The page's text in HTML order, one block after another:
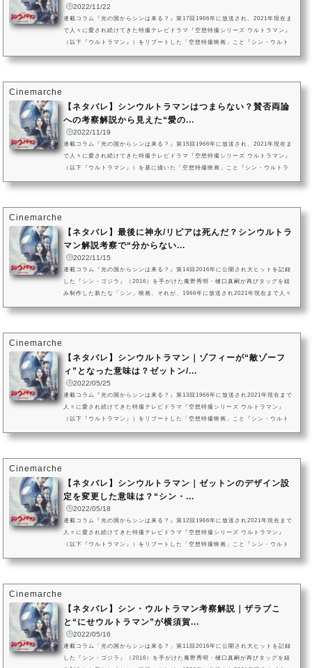
2022/11/22
連載コラム『光の国からシンは来る？』第17回1966年に放送され、2021年現在ま
で人々に愛され続けてきた特撮テレビドラマ『空想特撮シリーズ ウルトラマン』
（以下『ウルトラマン』）をリブートした「空想特撮映画」こと『シン・ウルト
日、Amazon Prime Videoでの独占配信を迎えました。今回は、「外星人である
Cinemarche
【ネタバレ】シンウルトラマンはつまらない？賛否両論
への考察解説から見えた“愛の...
2022/11/19
連載コラム『光の国からシンは来る？』第15回1966年に放送され、2021年現在ま
で人々に愛され続けてきた特撮テレビドラマ『空想特撮シリーズ ウルトラマン』
（以下『ウルトラマン』）を基に描いた「空想特撮映画」こと『シン・ウルトラ
日、Amazon Prime Videoでの独占配信を迎えました。本記事では、SNSをはじ
Cinemarche
【ネタバレ】最後に神永/リピアは死んだ？シンウルトラ
マン解説考察で“分からない...
2022/11/15
連載コラム『光の国からシンは来る？』第14回2016年に公開され大ヒットを記録
した『シン・ゴジラ』（2016）を手がけた庵野秀明・樋口真嗣が再びタッグを組
み制作した新たな「シン」映画。それが、1966年に放送され2021年現在まで人々
『ウルトラマン』）を基に描いた「空想特撮映画」こと『シン・ウルトラマン』
Cinemarche
【ネタバレ】シンウルトラマン｜ゾフィーが“敵ゾーフ
ィ”となった意味は？ゼットン/...
2022/05/25
連載コラム『光の国からシンは来る？』第13回1966年に放送され2021年現在まで
人々に愛され続けてきた特撮テレビドラマ『空想特撮シリーズ ウルトラマン』
（以下『ウルトラマン』）をリブートした「空想特撮映画」こと『シン・ウルト
mazon Prime Videoでの独占配信が開始されました。本記事では、多くの特撮フ
Cinemarche
【ネタバレ】シンウルトラマン｜ゼットンのデザイン設
定を変更した意味は？“シン・...
2022/05/18
連載コラム『光の国からシンは来る？』第12回1966年に放送され2021年現在まで
人々に愛され続けてきた特撮テレビドラマ『空想特撮シリーズ ウルトラマン』
（以下『ウルトラマン』）をリブートした「空想特撮映画」こと『シン・ウルト
mazon Prime Videoでの独占配信が開始されました。本記事では、「光の星の使
Cinemarche
【ネタバレ】シン・ウルトラマン考察解説｜ザラブこ
と“にせウルトラマン”が横須賀...
2022/05/16
連載コラム「光の国からシンは来る？」第11回2016年に公開され大ヒットを記録
した『シン・ゴジラ』（2016）を手がけた庵野秀明・樋口真嗣が再びタッグを組